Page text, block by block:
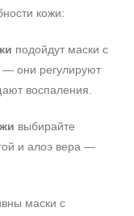
кожи:
подойдут маски с
— они регулируют
воспаления.
выбирайте
и алоэ вера —
маски с